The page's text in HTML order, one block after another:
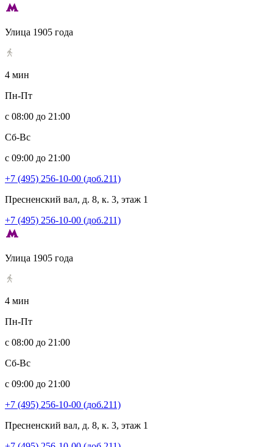
Улица 1905 года
4 мин
Пн-Пт
с 08:00 до 21:00
Сб-Вс
с 09:00 до 21:00
+7 (495) 256-10-00 (доб.211)
Пресненский вал, д. 8, к. 3, этаж 1
+7 (495) 256-10-00 (доб.211)
Улица 1905 года
4 мин
Пн-Пт
с 08:00 до 21:00
Сб-Вс
с 09:00 до 21:00
+7 (495) 256-10-00 (доб.211)
Пресненский вал, д. 8, к. 3, этаж 1